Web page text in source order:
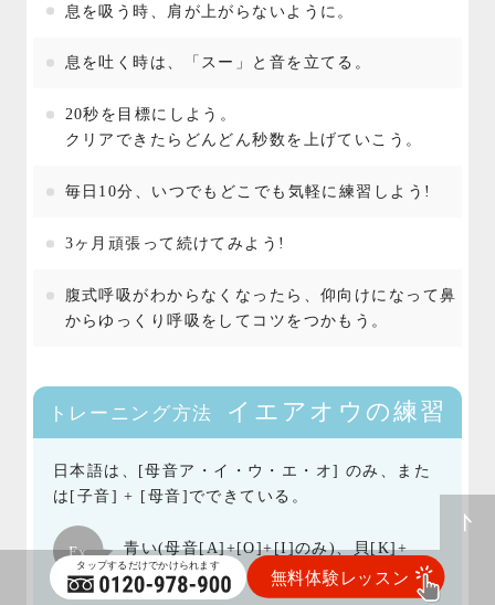
息を吸う時、肩が上がらないように。
息を吐く時は、「スー」と音を立てる。
20秒を目標にしよう。
クリアできたらどんどん秒数を上げていこう。
毎日10分、いつでもどこでも気軽に練習しよう!
3ヶ月頑張って続けてみよう!
腹式呼吸がわからなくなったら、仰向けになって鼻
からゆっくり呼吸をしてコツをつかもう。
トレーニング方法 イエアオウの練習
日本語は、[母音ア・イ・ウ・エ・オ] のみ、また
は[子音] + [母音]でできている。
青い(母音[A]+[O]+[I]のみ)、貝[K]+
[A]+母音[I])